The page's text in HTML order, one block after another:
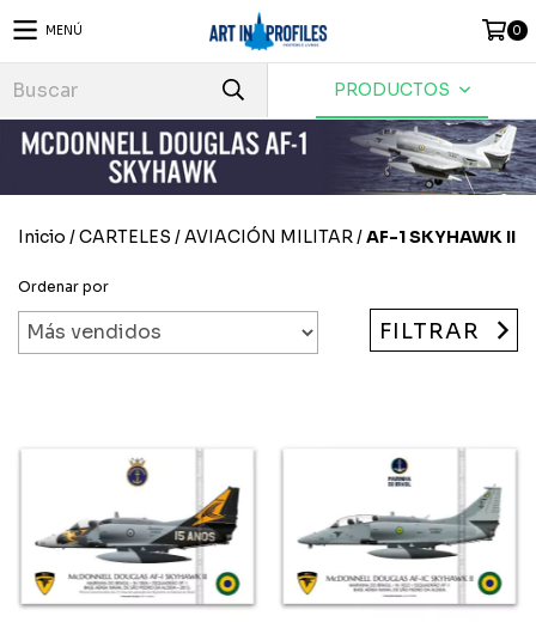
MENÚ 0
PRODUCTOS
Inicio /CARTELES /AVIACIÓN MILITAR /AF-1 SKYHAWK II
Ordenar por
FILTRAR